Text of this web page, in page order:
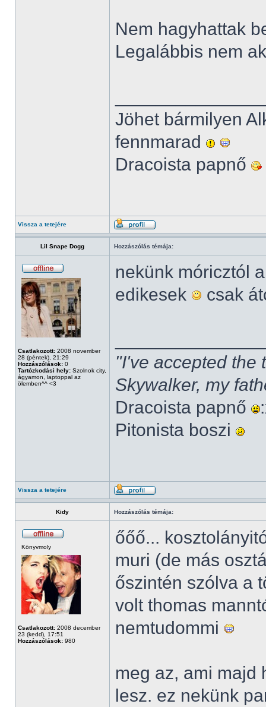
Nem hagyhattak
Legalábbis nem
Jöhet bármilyen
fennmarad
Dracoista papnő
Vissza a tetejére
Lil Snape Dogg Hozzászólás témája:
Csatlakozott: 2008 november
28 (péntek), 21:29
Hozzászólások: 0
Tartózkodási hely: Szolnok city,
ágyamon, laptoppal az
ölemben^^ <3
nekünk móricztól
edikesek
csak
"I've accepted the
Skywalker, my
Dracoista papnő
Pitonista boszi
Vissza a tetejére
Kidy Hozzászólás témája:
Könyvmoly
Csatlakozott: 2008 december
23 (kedd), 17:51
Hozzászólások: 980
őőő...
muri (de más
őszintén szólva a
volt thomas
nemtudommi
meg az, ami majd
lesz. ez nekünk